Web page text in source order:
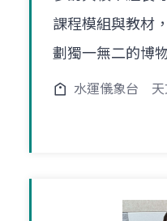
課程模組與教材
劃獨一無二的博
水運儀象台